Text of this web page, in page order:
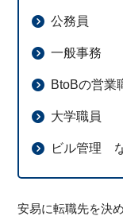
公務員
一般事務
BtoBの営業
大学職員
ビル管理
安易に転職先を決